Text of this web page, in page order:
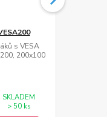
s VESA
200x100
SKLADEM
> 50 ks